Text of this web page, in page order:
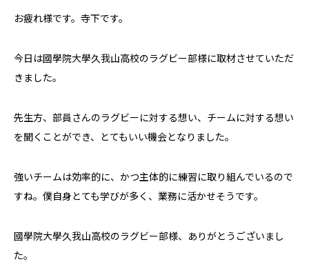
お疲れ様です。寺下です。
今日は國學院大學久我山高校のラグビー部様に取材させていただ
きました。
先生方、部員さんのラグビーに対する想い、チームに対する想い
を聞くことができ、とてもいい機会となりました。
強いチームは効率的に、かつ主体的に練習に取り組んでいるので
すね。僕自身とても学びが多く、業務に活かせそうです。
國學院大學久我山高校のラグビー部様、ありがとうございまし
た。